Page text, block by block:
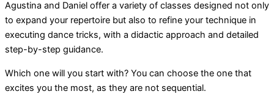
Agustina and Daniel offer a variety of classes designed not only
to expand your repertoire but also to refine your technique in
executing dance tricks, with a didactic approach and detailed
step-by-step guidance.
Which one will you start with? You can choose the one that
excites you the most, as they are not sequential.